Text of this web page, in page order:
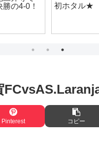
の4-0！
初ホタル★
Pinterest コピー